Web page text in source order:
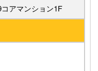
アマンション1F